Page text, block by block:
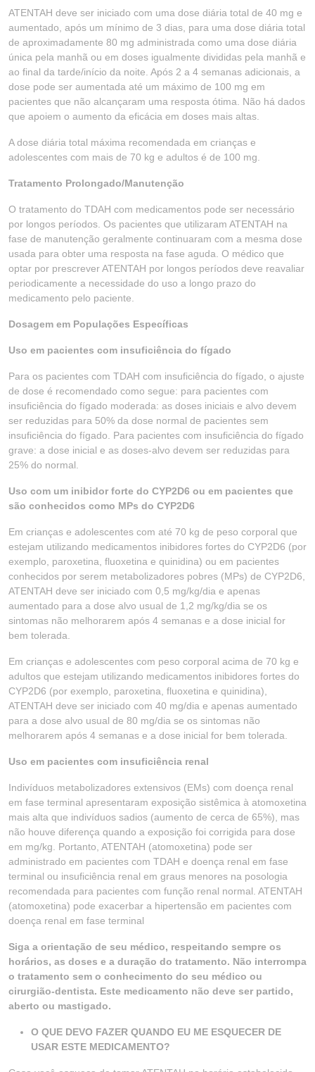
ATENTAH deve ser iniciado com uma dose diária total de 40 mg e
aumentado, após um mínimo de 3 dias, para uma dose diária total
de aproximadamente 80 mg administrada como uma dose diária
única pela manhã ou em doses igualmente divididas pela manhã e
ao final da tarde/início da noite. Após 2 a 4 semanas adicionais, a
dose pode ser aumentada até um máximo de 100 mg em
pacientes que não alcançaram uma resposta ótima. Não há dados
que apoiem o aumento da eficácia em doses mais altas.
A dose diária total máxima recomendada em crianças e
adolescentes com mais de 70 kg e adultos é de 100 mg.
Tratamento Prolongado/Manutenção
O tratamento do TDAH com medicamentos pode ser necessário
por longos períodos. Os pacientes que utilizaram ATENTAH na
fase de manutenção geralmente continuaram com a mesma dose
usada para obter uma resposta na fase aguda. O médico que
optar por prescrever ATENTAH por longos períodos deve reavaliar
periodicamente a necessidade do uso a longo prazo do
medicamento pelo paciente.
Dosagem em Populações Específicas
Uso em pacientes com insuficiência do fígado
Para os pacientes com TDAH com insuficiência do fígado, o ajuste
de dose é recomendado como segue: para pacientes com
insuficiência do fígado moderada: as doses iniciais e alvo devem
ser reduzidas para 50% da dose normal de pacientes sem
insuficiência do fígado. Para pacientes com insuficiência do fígado
grave: a dose inicial e as doses-alvo devem ser reduzidas para
25% do normal.
Uso com um inibidor forte do CYP2D6 ou em pacientes que
são conhecidos como MPs do CYP2D6
Em crianças e adolescentes com até 70 kg de peso corporal que
estejam utilizando medicamentos inibidores fortes do CYP2D6 (por
exemplo, paroxetina, fluoxetina e quinidina) ou em pacientes
conhecidos por serem metabolizadores pobres (MPs) de CYP2D6,
ATENTAH deve ser iniciado com 0,5 mg/kg/dia e apenas
aumentado para a dose alvo usual de 1,2 mg/kg/dia se os
sintomas não melhorarem após 4 semanas e a dose inicial for
bem tolerada.
Em crianças e adolescentes com peso corporal acima de 70 kg e
adultos que estejam utilizando medicamentos inibidores fortes do
CYP2D6 (por exemplo, paroxetina, fluoxetina e quinidina),
ATENTAH deve ser iniciado com 40 mg/dia e apenas aumentado
para a dose alvo usual de 80 mg/dia se os sintomas não
melhorarem após 4 semanas e a dose inicial for bem tolerada.
Uso em pacientes com insuficiência renal
Indivíduos metabolizadores extensivos (EMs) com doença renal
em fase terminal apresentaram exposição sistêmica à atomoxetina
mais alta que indivíduos sadios (aumento de cerca de 65%), mas
não houve diferença quando a exposição foi corrigida para dose
em mg/kg. Portanto, ATENTAH (atomoxetina) pode ser
administrado em pacientes com TDAH e doença renal em fase
terminal ou insuficiência renal em graus menores na posologia
recomendada para pacientes com função renal normal. ATENTAH
(atomoxetina) pode exacerbar a hipertensão em pacientes com
doença renal em fase terminal
Siga a orientação de seu médico, respeitando sempre os
horários, as doses e a duração do tratamento. Não interrompa
o tratamento sem o conhecimento do seu médico ou
cirurgião-dentista. Este medicamento não deve ser partido,
aberto ou mastigado.
O QUE DEVO FAZER QUANDO EU ME ESQUECER DE
USAR ESTE MEDICAMENTO?